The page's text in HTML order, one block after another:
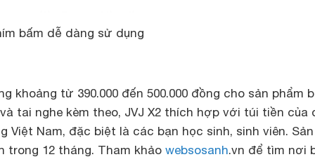
bấm dễ dàng sử dụng
khoảng từ 390.000 đến 500.000 đồng cho sản phẩm
tai nghe kèm theo, JVJ X2 thích hợp với túi tiền của
Việt Nam, đặc biệt là các bạn học sinh, sinh viên. Sản
trong 12 tháng. Tham khảo websosanh.vn để tìm nơi